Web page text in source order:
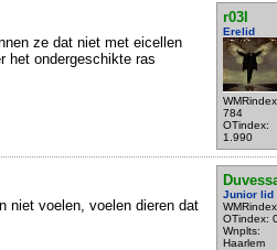
r03l
Erelid
784
OTindex:
1.990
ze dat niet met eicellen
het ondergeschikte ras
Junior lid
OTindex:
Wnplts:
Haarlem
niet voelen, voelen dieren dat